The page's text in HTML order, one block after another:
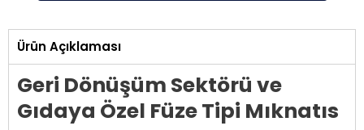
Ürün Açıklaması
Geri Dönüşüm Sektörü ve
Gıdaya Özel Füze Tipi Mıknatıs